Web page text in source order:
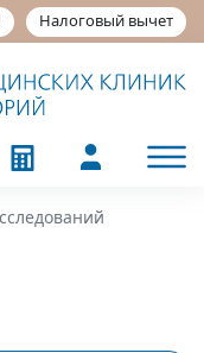
Налоговый вычет